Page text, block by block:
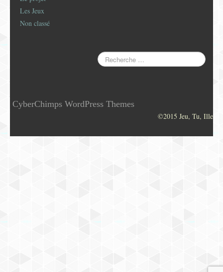
Les Jeux
Non classé
CyberChimps WordPress Themes
©2015 Jeu, Tu, Ille